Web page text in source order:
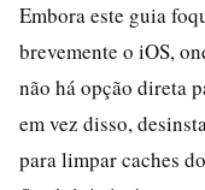
Embora este guia
brevemente o iOS,
não há opção direta
em vez disso,
para limpar caches